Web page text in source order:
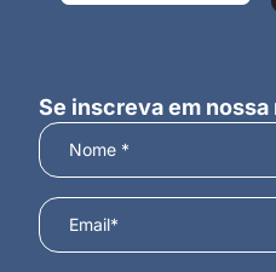
Se inscreva em